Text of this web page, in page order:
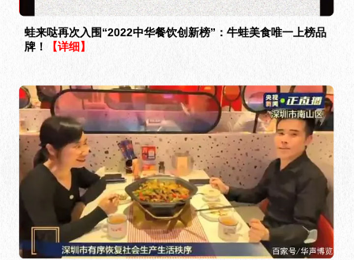
蛙来哒再次入围“2022中华餐饮创新榜”：牛蛙美食唯一上榜品
牌！
【详细】